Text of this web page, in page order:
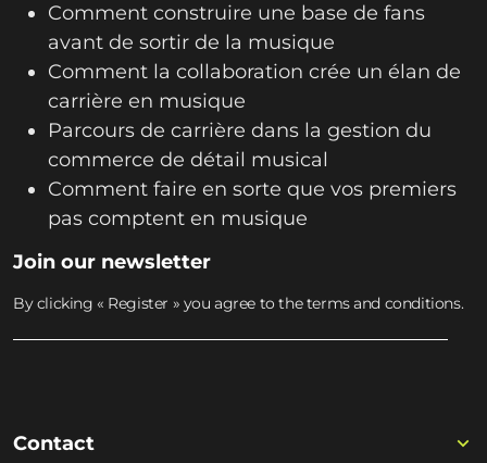
Comment construire une base de fans
avant de sortir de la musique
Comment la collaboration crée un élan de
carrière en musique
Parcours de carrière dans la gestion du
commerce de détail musical
Comment faire en sorte que vos premiers
pas comptent en musique
Join our newsletter
By clicking « Register » you agree to the terms and conditions.
Contact